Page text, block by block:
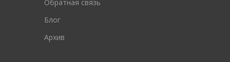
Обратная связь
Блог
Архив